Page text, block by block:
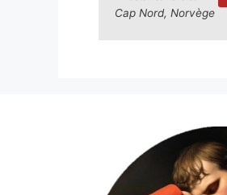
Cap Nord, Norvège